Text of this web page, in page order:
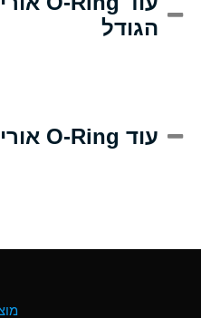
Adipic Acid
(Aqueous)
הגודל
עוד O-Ring אורינגים מאותו החומר